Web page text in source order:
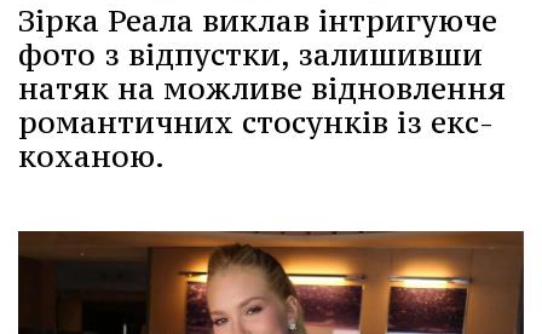
Зірка Реала виклав інтригуюче
фото з відпустки, залишивши
натяк на можливе відновлення
романтичних стосунків із екс-
коханою.